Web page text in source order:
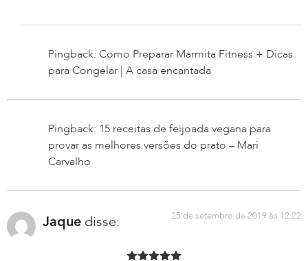
Pingback: Como Preparar Marmita Fitness + Dicas
para Congelar | A casa encantada
Pingback: 15 receitas de feijoada vegana para
provar as melhores versões do prato – Mari
Carvalho
Jaque disse: 25 de setembro de 2019 às 12:22